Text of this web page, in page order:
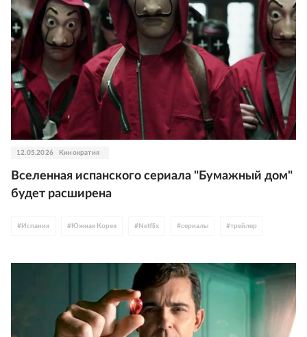
12.05.2026 Кинократия
Вселенная испанского сериала "Бумажный дом"
будет расширена
# Испания # Южная Корея # Netflix #сериалы #трейлер